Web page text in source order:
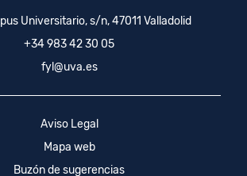
Universitario, s/n, 47011 Valladolid
+34 983 42 30 05
fyl@uva.es
Aviso Legal
Mapa web
Buzón de sugerencias